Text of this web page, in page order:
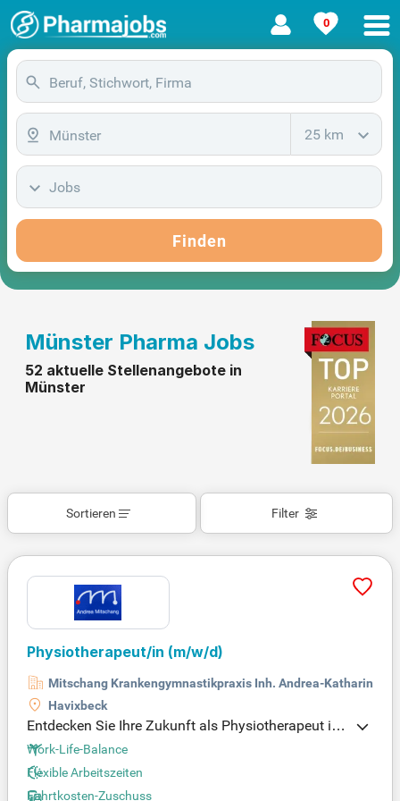
0
25 km
Jobs
Finden
Münster Pharma Jobs
52 aktuelle Stellenangebote in
Münster
Filter
Sortieren
Physiotherapeut/in (m/w/d)
Mitschang Krankengymnastikpraxis Inh. Andrea-Katharina
Havixbeck
Entdecken Sie Ihre Zukunft als Physiotherapeut in
modernen Therapieräumen! Profitieren Sie von ein
er attraktiven Vergütung von 3.600 bis 4.100 Euro
brutto und flexiblen Arbeitszeiten, die eine optimale
Work-Life-Balance
Flexible Arbeitszeiten
Fahrtkosten-Zuschuss